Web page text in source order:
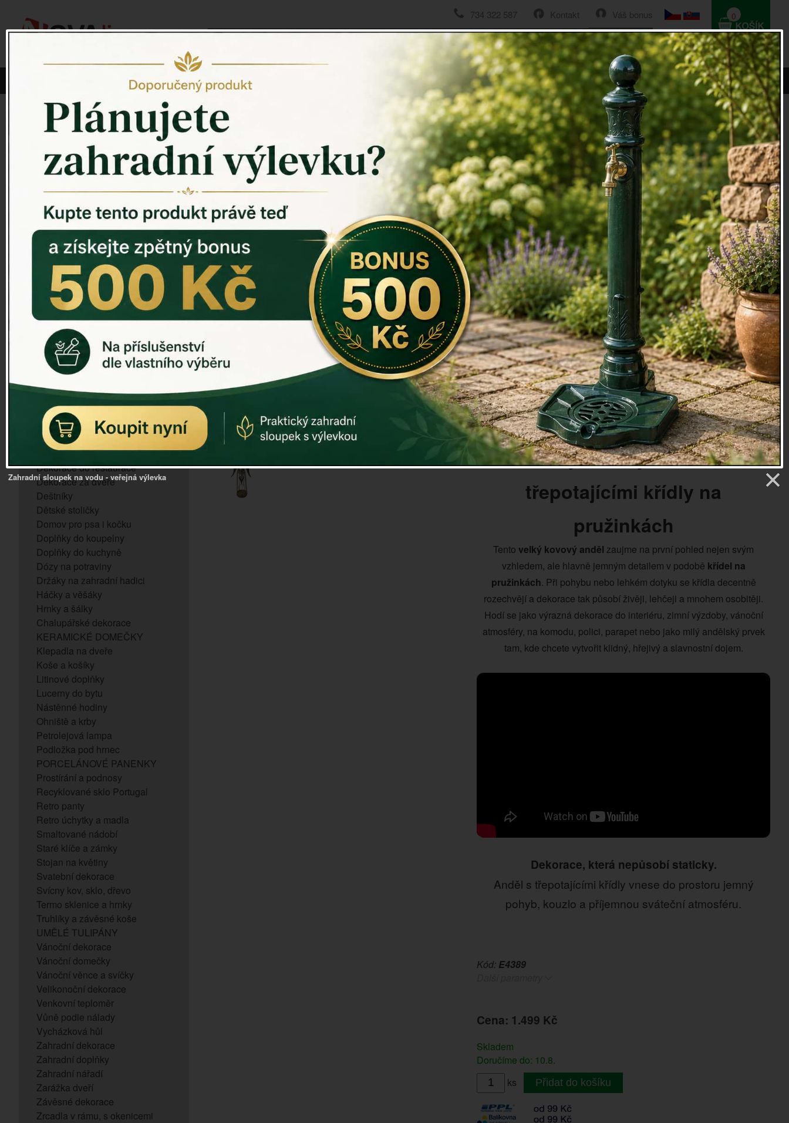
Váš bonus
Kontakt
734 322 587
HLEDAT
0
0 Kč
Vyberte si kategorii: NOVINKY
PÍTKO PRO PTÁKY
ZAHRADNÍ SOCHY
ZAHRADNÍ UMYVADLA
PTAČÍ BUDKY
Litinové škrabáky na boty
DEKORACE NA HROB
RETRO KONZOLE
Domovní čísla - litina
DEKORACE NA ZEĎ
ZVONKOHRA
ZVONY A ZVONKY
PTAČÍ KRMÍTKA
SLUNEČNÍ HODINY
Dózy na brambory a zeleninu
VÝPRODEJ - poslední kusy
Andělé, něžné sošky
Aroma lampy
Buddha soška
BUDKY PRO SÝKORKY
Budky pro vrabce
Bytový textil
Dárky pro muže
Dekorace do bytu
Dekorace do restaurace
Dekorace za dveře
Deštníky
Dětské stoličky
Domov pro psa i kočku
Doplňky do koupelny
Doplňky do kuchyně
Dózy na potraviny
Držáky na zahradní hadici
Háčky a věšáky
Hrnky a šálky
Chalupářské dekorace
KERAMICKÉ DOMEČKY
Klepadla na dveře
Koše a košíky
Litinové doplňky
Lucerny do bytu
Nástěnné hodiny
Ohniště a krby
Petrolejová lampa
Podložka pod hrnec
PORCELÁNOVÉ PANENKY
Prostírání a podnosy
Recyklované sklo Portugal
Retro panty
Retro úchytky a madla
Smaltované nádobí
Staré klíče a zámky
Stojan na květiny
Svatební dekorace
Svícny kov, sklo, dřevo
Termo sklenice a hrnky
Truhlíky a závěsné koše
UMĚLÉ TULIPÁNY
Vánoční dekorace
Vánoční domečky
Vánoční věnce a svíčky
Velikonoční dekorace
Venkovní teploměr
Vůně podle nálady
Vycházková hůl
Zahradní dekorace
Zahradní doplňky
Zahradní nářadí
Zarážka dveří
Závěsné dekorace
Zrcadla v rámu, s okenicemi
Venkovský domov Velký kovový anděl lásky 70 cm
Velký kovový anděl lásky 70 cm
Velký kovový svícen v podobě anděla přinášejícího lásku do Vašeho
domova. Krásná velká dekorace.
Andílka lze doplnit čajovou svíčkou, která příjemně doplní harmonii
tepla domova.
Velká křídla jsou navíc na kovové spirále. Mají tedy tendenci se
třepotat...
Ve spodní části je prostorní miska pro umístění celoročních, nebo
vánočních dekorací. Andílek tak může přinášet radost celoročně.
Rozměry: 28 x 70 cm
Materiál: kov / odstín zlatá
Záruka: 2 roky
Velký kovový anděl s
třepotajícími křídly na
pružinkách
Tento velký kovový anděl zaujme na první pohled nejen svým
vzhledem, ale hlavně jemným detailem v podobě křídel na
pružinkách. Při pohybu nebo lehkém dotyku se křídla decentně
rozechvějí a dekorace tak působí živěji, lehčeji a mnohem osobitěji.
Hodí se jako výrazná dekorace do interiéru, zimní výzdoby, vánoční
atmosféry, na komodu, polici, parapet nebo jako milý andělský prvek
tam, kde chcete vytvořit klidný, hřejivý a slavnostní dojem.
Dekorace, která nepůsobí staticky.
Anděl s třepotajícími křídly vnese do prostoru jemný
pohyb, kouzlo a příjemnou sváteční atmosféru.
Kód: E4389
Cena: 1.499 Kč
Skladem
Doručíme do: 10.8.
ks
Přidat do košíku
Zahradní sloupek na vodu - veřejná výlevka